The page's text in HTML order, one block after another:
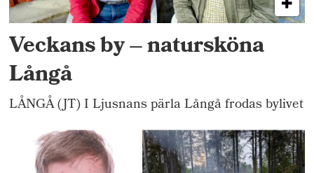
Veckans by – natursköna
Långå
LÅNGÅ (JT) I Ljusnans pärla Långå frodas bylivet